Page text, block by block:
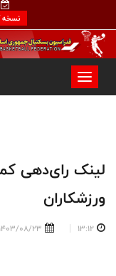
نسخه
لینک رای‌دهی
ورزشکاران
13:12
1403/08/23